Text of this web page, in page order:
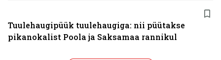
Tuulehaugipüük tuulehaugiga: nii püütakse
pikanokalist Poola ja Saksamaa rannikul